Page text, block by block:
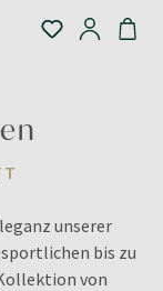
unserer
bis zu
von